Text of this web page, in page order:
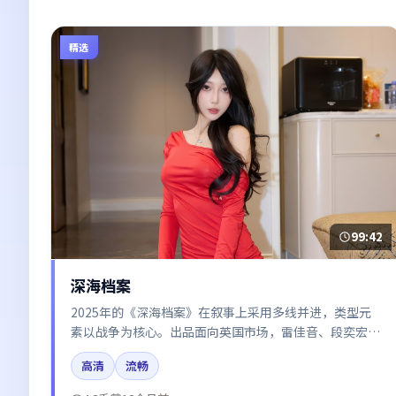
精选
99:42
深海档案
2025年的《深海档案》在叙事上采用多线并进，类型元
素以战争为核心。出品面向英国市场，雷佳音、段奕宏、
张译、汤唯所饰角色推动关键反转，结尾留白引发讨论。
高清
流畅